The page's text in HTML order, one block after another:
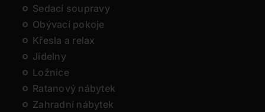
Sedací soupravy
Obývací pokoje
Křesla a relax
Jídelny
Ložnice
Ratanový nábytek
Zahradní nábytek